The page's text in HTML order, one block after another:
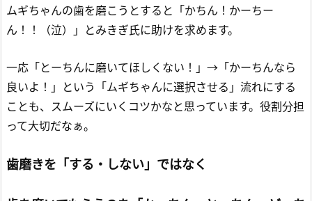
ムギちゃんの歯を磨こうとすると「かちん！かーちー
ん！！（泣）」とみきぎ氏に助けを求めます。
一応「とーちんに磨いてほしくない！」→「かーちんなら
良いよ！」という「ムギちゃんに選択させる」流れにする
ことも、スムーズにいくコツかなと思っています。役割分担
って大切だなぁ。
歯磨きを「する・しない」ではなく